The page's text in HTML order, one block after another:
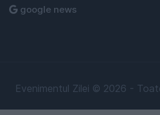
google news
Evenimentul Zilei © 2026 -